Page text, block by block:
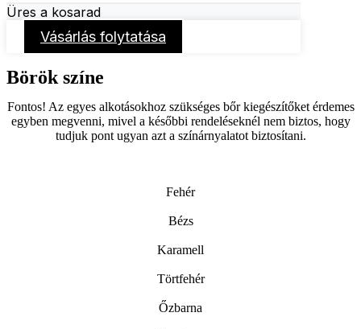
Üres a kosarad
Vásárlás folytatása
Börök színe
Fontos! Az egyes alkotásokhoz szükséges bőr kiegészítőket érdemes
egyben megvenni, mivel a későbbi rendeléseknél nem biztos, hogy
tudjuk pont ugyan azt a színárnyalatot biztosítani.
Fehér
Bézs
Karamell
Törtfehér
Őzbarna